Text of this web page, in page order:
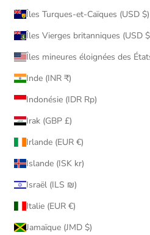
Îles Turques-et-Caïques (USD $)
Îles Vierges britanniques (USD
Îles mineures éloignées des
Inde (INR ₹)
Indonésie (IDR Rp)
Irak (GBP £)
Irlande (EUR €)
Islande (ISK kr)
Israël (ILS ₪)
Italie (EUR €)
Jamaïque (JMD $)